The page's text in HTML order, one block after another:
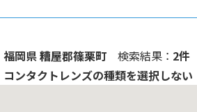
福岡県 糟屋郡篠栗町 検索結果 ： 2件
コンタクトレンズの種類を選択しない